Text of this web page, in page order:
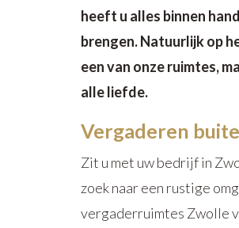
heeft u alles binnen
brengen. Natuurlijk op
een van onze ruimtes,
alle liefde.
Vergaderen
Zit u met uw bedrijf in
zoek naar een rustige
vergaderruimtes Zwolle